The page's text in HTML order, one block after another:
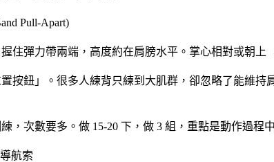
Pull-Apart)
住彈力帶兩端，高度約在肩膀水平。掌心相對或朝
按鈕」。很多人練背只練到大肌群，卻忽略了能維
，次數要多。做 15-20 下，做 3 組，重點是動作過程
航索